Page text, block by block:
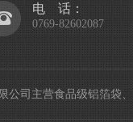
电 话：
0769-82602087
公司主营食品级铝箔袋